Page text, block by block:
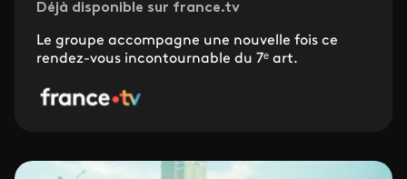
Déjà disponible sur france.tv
Le groupe accompagne une nouvelle fois ce
rendez-vous incontournable du 7ᵉ art.